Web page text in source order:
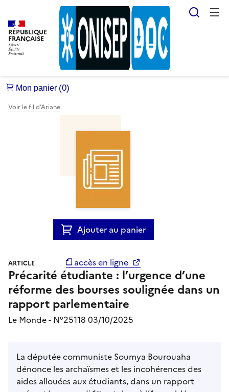
RÉPUBLIQUE
FRANÇAISE
Voir le fil d’Ariane
Ajouter au panier
accès en ligne
ARTICLE
Précarité étudiante : l’urgence d’une
réforme des bourses soulignée dans un
rapport parlementaire
Le Monde - N°25118 03/10/2025
La députée communiste Soumya Bourouaha
dénonce les archaïsmes et les incohérences des
aides allouées aux étudiants, dans un rapport